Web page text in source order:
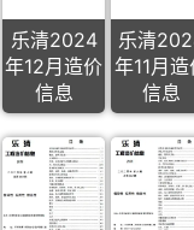
乐清2024
年12月造价
信息
乐清
年11月
信息